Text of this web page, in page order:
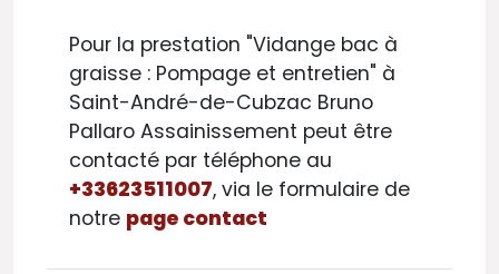
Pour la prestation "Vidange bac à
graisse : Pompage et entretien" à
Saint-André-de-Cubzac Bruno
Pallaro Assainissement peut être
contacté par téléphone au
+33623511007, via le formulaire de
notre page contact